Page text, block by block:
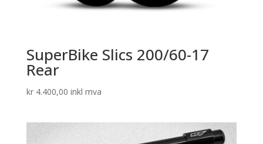
SuperBike Slics 200/60-17
Rear
kr4.400,00 inkl mva